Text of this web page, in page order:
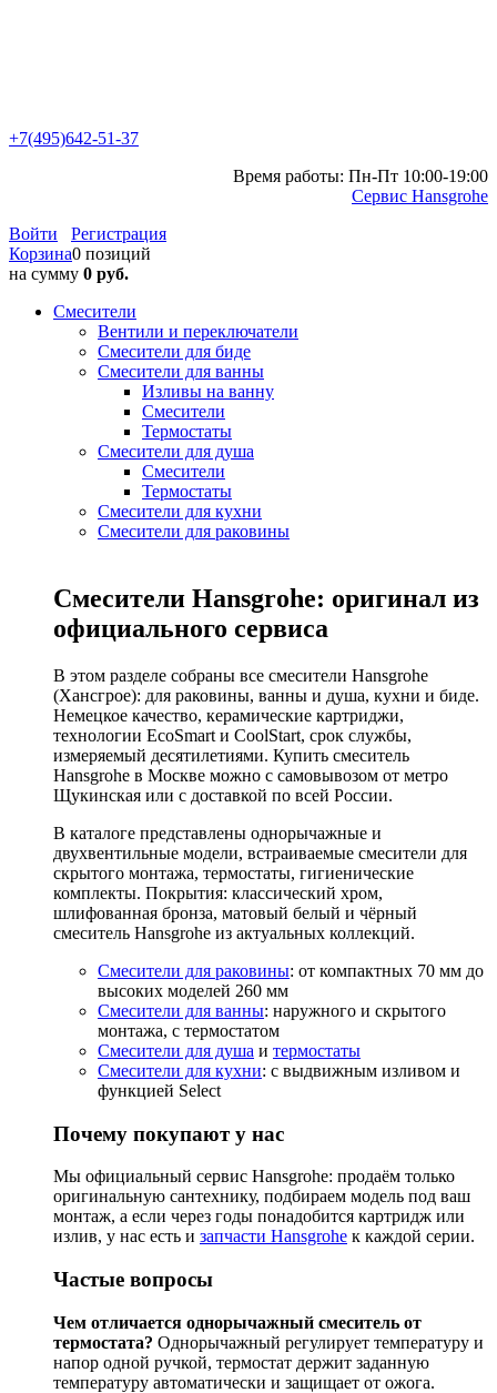
+7(495)642-51-37
Время работы: Пн-Пт 10:00-19:00
Сервис Hansgrohe
Войти
Регистрация
Корзина0 позиций
на сумму 0 руб.
Смесители
Вентили и переключатели
Смесители для биде
Смесители для ванны
Изливы на ванну
Смесители
Термостаты
Смесители для душа
Смесители
Термостаты
Смесители для кухни
Смесители для раковины
Смесители Hansgrohe: оригинал из
официального сервиса
В этом разделе собраны все смесители Hansgrohe
(Хансгрое): для раковины, ванны и душа, кухни и биде.
Немецкое качество, керамические картриджи,
технологии EcoSmart и CoolStart, срок службы,
измеряемый десятилетиями. Купить смеситель
Hansgrohe в Москве можно с самовывозом от метро
Щукинская или с доставкой по всей России.
В каталоге представлены однорычажные и
двухвентильные модели, встраиваемые смесители для
скрытого монтажа, термостаты, гигиенические
комплекты. Покрытия: классический хром,
шлифованная бронза, матовый белый и чёрный
смеситель Hansgrohe из актуальных коллекций.
Смесители для раковины: от компактных 70 мм до
высоких моделей 260 мм
Смесители для ванны: наружного и скрытого
монтажа, с термостатом
Смесители для душа и термостаты
Смесители для кухни: с выдвижным изливом и
функцией Select
Почему покупают у нас
Мы официальный сервис Hansgrohe: продаём только
оригинальную сантехнику, подбираем модель под ваш
монтаж, а если через годы понадобится картридж или
излив, у нас есть и запчасти Hansgrohe к каждой серии.
Частые вопросы
Чем отличается однорычажный смеситель от
термостата? Однорычажный регулирует температуру и
напор одной ручкой, термостат держит заданную
температуру автоматически и защищает от ожога.